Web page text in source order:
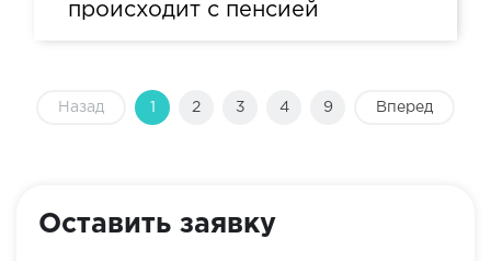
происходит с пенсией
Назад 1 2 3 4 9 Вперед
Оставить заявку